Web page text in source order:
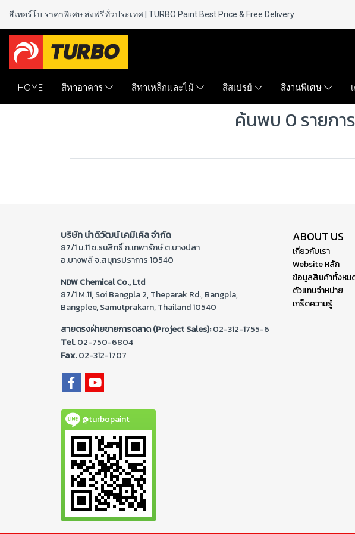
สีเทอร์โบ ราคาพิเศษ ส่งฟรีทั่วประเทศ | TURBO PaintBest Price & Free Delivery
HOME สีทาอาคาร สีทาเหล็กและไม้ สีสเปรย์ สีงานพิเศษ
ค้นพบ 0 รายกา
บริษัท นำดีวัฒน์ เคมีเคิล จำกัด
87/1 ม.11 ซ.ธนสิทธิ์ ถ.เทพารักษ์ ต.บางปลา
อ.บางพลี จ.สมุทรปราการ 10540
NDW Chemical Co., Ltd
87/1 M.11, Soi Bangpla 2, Theparak Rd., Bangpla,
Bangplee, Samutprakarn, Thailand 10540
สายตรงฝ่ายขายการตลาด (Project Sales):02-312-1755-6
Tel. 02-750-6804
Fax.02-312-1707
@turbopaint
ABOUT US
เกี่ยวกับเรา
Website หลัก
ข้อมูลสินค้าทั้งหม
ตัวแทนจำหน่าย
เกร็ดความรู้